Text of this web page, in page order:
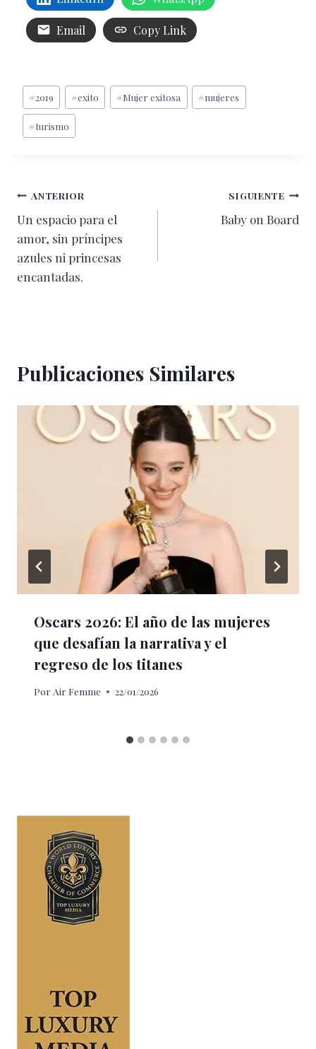
Email Copy Link
Etiquetas
de
la
#2019 #exito #Mujer exitosa #mujeres
#turismo
Navegación
de
entradas
ANTERIOR
Un espacio para el
amor, sin príncipes
azules ni princesas
encantadas.
SIGUIENTE
Baby on Board
Publicaciones Similares
Oscars 2026: El año de las mujeres
que desafían la narrativa y el
regreso de los titanes
Por Air Femme 22/01/2026